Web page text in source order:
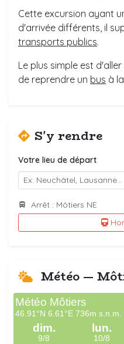
Cette excursion ayant
d'arrivée différents, il
transports publics.
Le plus simple est d'aller
de reprendre un bus à la
S'y rendre
Votre lieu de départ
Arrêt : Môtiers NE
Météo —